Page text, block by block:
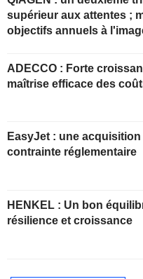
supérieur aux attentes ;
objectifs annuels à
ADECCO : Forte croissance organique et
maîtrise efficace des
EasyJet : une
contrainte réglementaire
HENKEL : Un bon équilibre entre
résilience et croissance